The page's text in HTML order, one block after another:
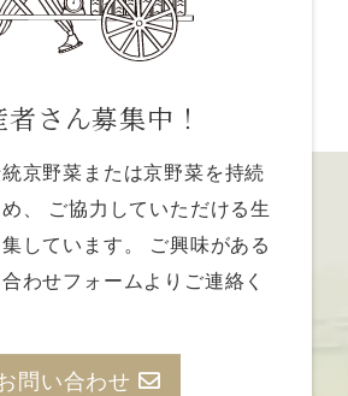
さん募集中！
京野菜または京野菜を持続
、
ご協力していただける生
しています。
ご興味がある
わせフォームよりご連絡く
問い合わせ